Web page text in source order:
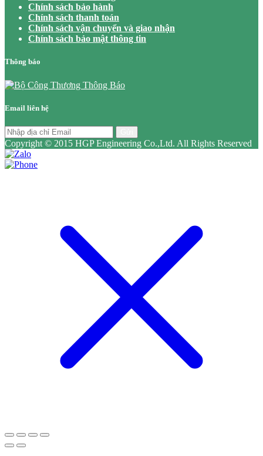
Chính sách bảo hành
Chính sách thanh toán
Chính sách vận chuyển và giao nhận
Chính sách bảo mật thông tin
Thông báo
Email liên hệ
Copyright © 2015 HGP Engineering Co.,Ltd. All Rights Reserved